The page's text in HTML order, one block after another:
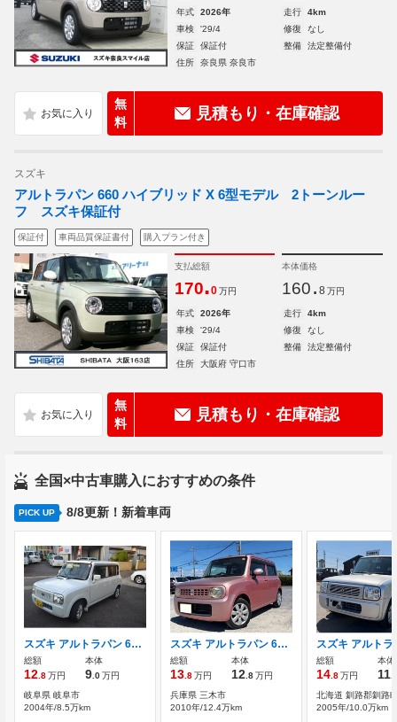
年式 2026年 走行
4km
車検
'29/4 修復
なし
保証
保証付 整備
法定整備付
住所
奈良県 奈良市
無
料
見積もり・在庫確認
スズキ
アルトラパン 660 ハイブリッド X 6型モデル 2トーンルー
フ スズキ保証付
保証付 車両品質保証書付 購入プラン付き
支払総額
170.0 万円
本体価格
160. 8 万円
年式 2026年 走行
4km
車検
'29/4 修復
なし
保証
保証付 整備
法定整備付
住所
大阪府 守口市
無
料
見積もり・在庫確認
全国×中古車購入におすすめの条件
PICK UP 8/8更新！新着車両
スズキ アルトラパン 660 X
総額
12 .8万円
本体
9 .0万円
岐阜県 岐阜市
2004年/8.5万km
スズキ アルトラパン 660 X リミテッド
総額
13 .8万円
本体
12 .8万円
兵庫県 三木市
2010年/12.4万km
総額
14 .8万円
本体
11
北海道 釧路郡釧路
2005年/10.0万km